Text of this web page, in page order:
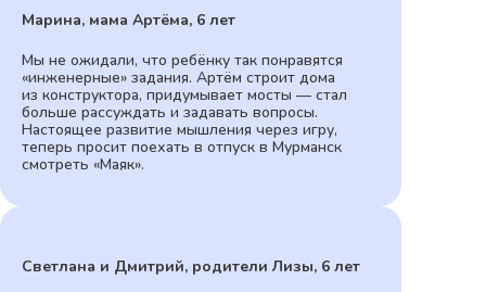
Марина, мама Артёма, 6 лет
Мы не ожидали, что ребёнку так понравятся
«инженерные» задания. Артём строит дома
из конструктора, придумывает мосты — стал
больше рассуждать и задавать вопросы.
Настоящее развитие мышления через игру,
теперь просит поехать в отпуск в Мурманск
смотреть «Маяк».
Светлана и Дмитрий, родители Лизы, 6 лет